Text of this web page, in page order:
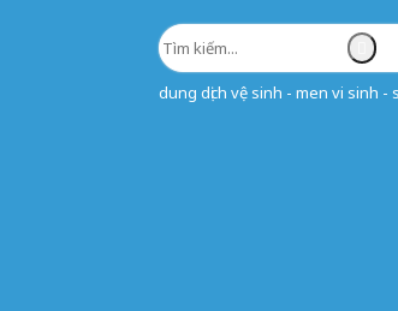
dung dịch vệ sinh - men vi sinh -